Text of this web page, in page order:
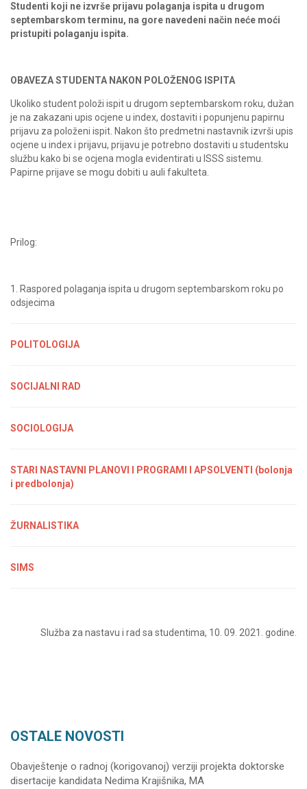
Studenti koji ne izvrše prijavu polaganja ispita u drugom
septembarskom terminu, na gore navedeni način neće moći
pristupiti polaganju ispita.
OBAVEZA STUDENTA NAKON POLOŽENOG ISPITA
Ukoliko student položi ispit u drugom septembarskom roku, dužan
je na zakazani upis ocjene u index, dostaviti i popunjenu papirnu
prijavu za položeni ispit. Nakon što predmetni nastavnik izvrši upis
ocjene u index i prijavu, prijavu je potrebno dostaviti u studentsku
službu kako bi se ocjena mogla evidentirati u ISSS sistemu.
Papirne prijave se mogu dobiti u auli fakulteta.
Prilog:
1. Raspored polaganja ispita u drugom septembarskom roku po
odsjecima
POLITOLOGIJA
SOCIJALNI RAD
SOCIOLOGIJA
STARI NASTAVNI PLANOVI I PROGRAMI I APSOLVENTI (bolonja
i predbolonja)
ŽURNALISTIKA
SIMS
Služba za nastavu i rad sa studentima, 10. 09. 2021. godine.
OSTALE NOVOSTI
Obavještenje o radnoj (korigovanoj) verziji projekta doktorske
disertacije kandidata Nedima Krajišnika, MA